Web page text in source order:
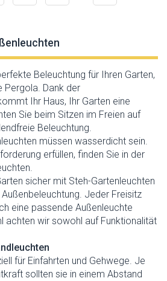
Beleuchtung für Ihren Garten,
Pergola. Dank der
Ihr Haus, Ihr Garten eine
Sie beim Sitzen im Freien auf
Beleuchtung.
müssen wasserdicht sein.
erfüllen, finden Sie in der
sicher mit Steh-Gartenleuchten
Jeder Freisitz
eine passende Außenleuchte
achten wir sowohl auf Funktionalität
für Einfahrten und Gehwege. Je
sollten sie in einem Abstand